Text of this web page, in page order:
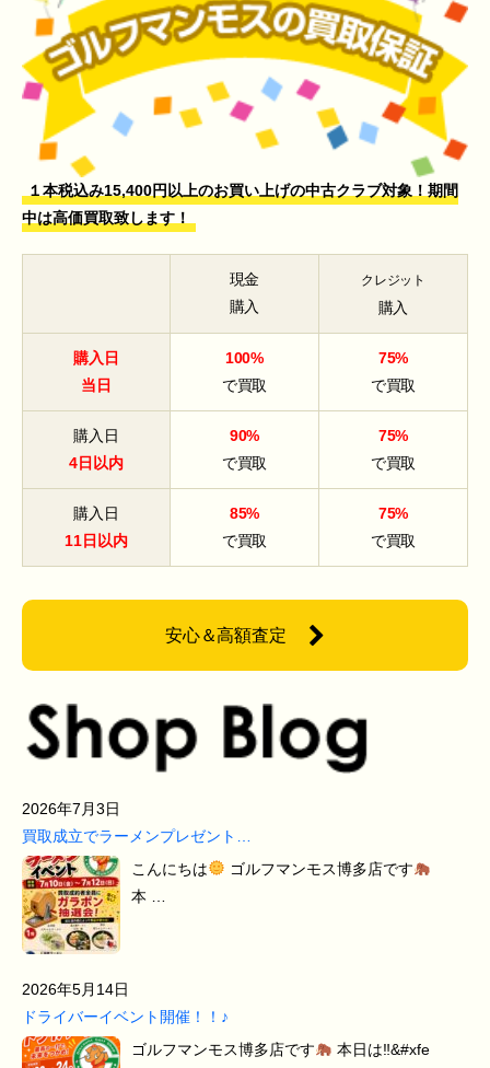
１本税込み15,400円以上のお買い上げの中古クラブ対象！期間
中は高価買取致します！
現金
購入
クレジット
購入
購入日
当日
100%
で買取
75%
で買取
購入日
4日以内
90%
で買取
75%
で買取
購入日
11日以内
85%
で買取
75%
で買取
安心＆高額査定
2026年7月3日
買取成立でラーメンプレゼント…
こんにちは
ゴルフマンモス博多店です
本 …
2026年5月14日
ドライバーイベント開催！！♪
ゴルフマンモス博多店です
本日は‼&#xfe